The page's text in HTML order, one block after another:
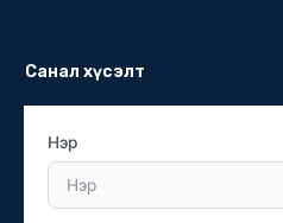
Санал хүсэлт
Нэр